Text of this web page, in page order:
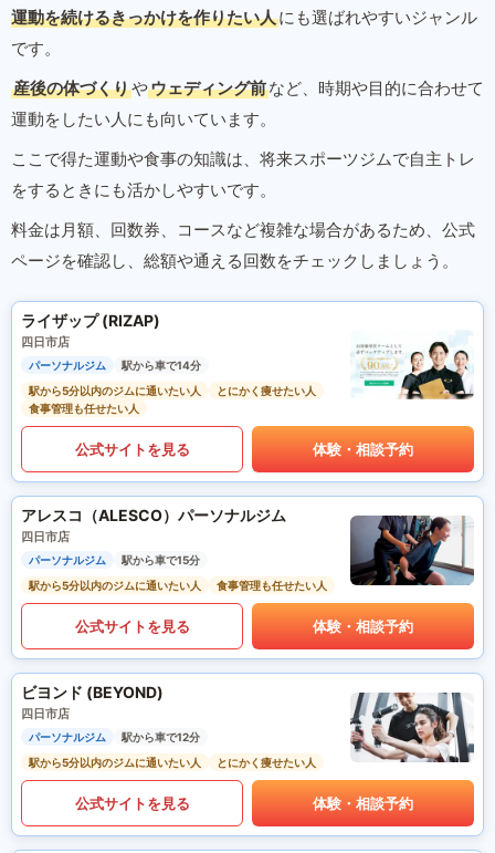
運動を続けるきっかけを作りたい人にも選ばれやすいジャンル
です。
産後の体づくりやウェディング前など、時期や目的に合わせて
運動をしたい人にも向いています。
ここで得た運動や食事の知識は、将来スポーツジムで自主トレ
をするときにも活かしやすいです。
料金は月額、回数券、コースなど複雑な場合があるため、公式
ページを確認し、総額や通える回数をチェックしましょう。
ライザップ (RIZAP)
四日市店
パーソナルジム
駅から車で14分
駅から5分以内のジムに通いたい人
とにかく痩せたい人
食事管理も任せたい人
公式サイトを見る 体験・相談予約
アレスコ（ALESCO）パーソナルジム
四日市店
パーソナルジム
駅から車で15分
駅から5分以内のジムに通いたい人
食事管理も任せたい人
公式サイトを見る 体験・相談予約
ビヨンド (BEYOND)
四日市店
パーソナルジム
駅から車で12分
駅から5分以内のジムに通いたい人
とにかく痩せたい人
公式サイトを見る 体験・相談予約